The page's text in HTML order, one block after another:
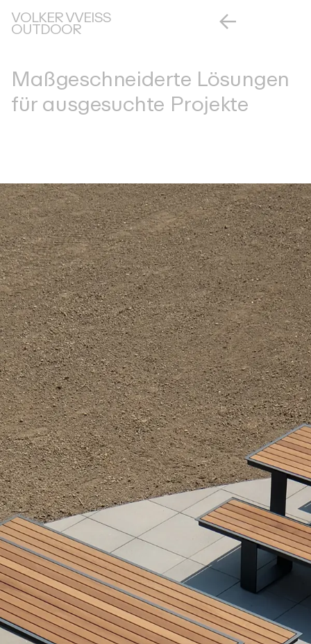
VOLKER VVEISS
OUTDOOR
Maßgeschneiderte Lösungen
für ausgesuchte Projekte